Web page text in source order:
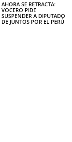
AHORA SE RETRACTA:
VOCERO PIDE
SUSPENDER A DIPUTADO
DE JUNTOS POR EL PERÚ